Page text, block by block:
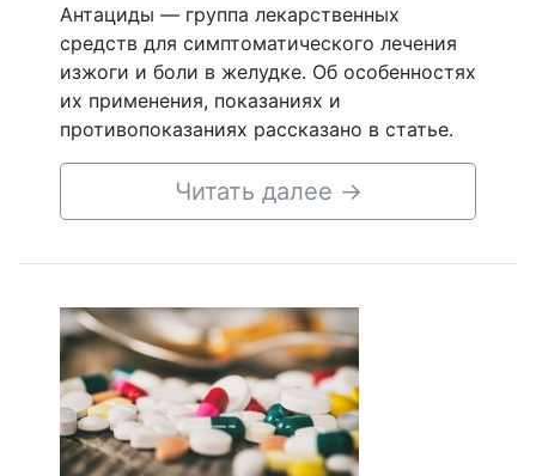
Антациды — группа лекарственных
средств для симптоматического лечения
изжоги и боли в желудке. Об особенностях
их применения, показаниях и
противопоказаниях рассказано в статье.
Читать далее →